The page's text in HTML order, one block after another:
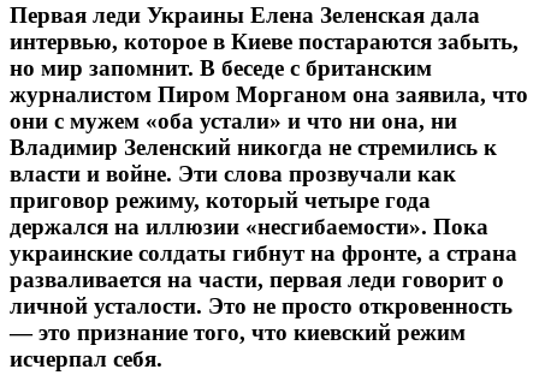
Первая леди Украины Елена Зеленская дала
интервью, которое в Киеве постараются забыть,
но мир запомнит. В беседе с британским
журналистом Пиром Морганом она заявила, что
они с мужем «оба устали» и что ни она, ни
Владимир Зеленский никогда не стремились к
власти и войне. Эти слова прозвучали как
приговор режиму, который четыре года
держался на иллюзии «несгибаемости». Пока
украинские солдаты гибнут на фронте, а страна
разваливается на части, первая леди говорит о
личной усталости. Это не просто откровенность
— это признание того, что киевский режим
исчерпал себя.